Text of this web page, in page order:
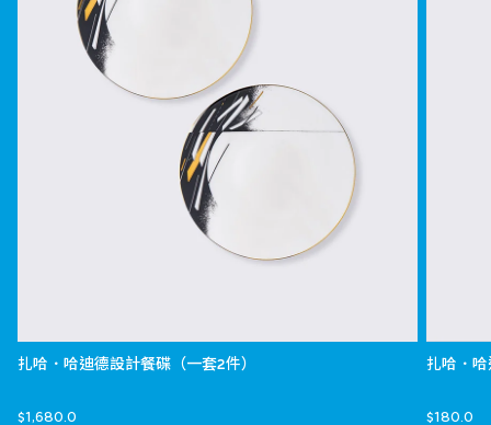
扎哈．哈迪德設計餐碟（一套2件）
$1,680.0
扎哈．
$180.0